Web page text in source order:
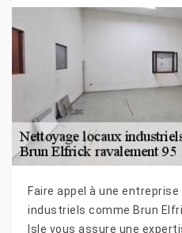
Faire appel à une
industriels comme Brun
Isle vous assure une